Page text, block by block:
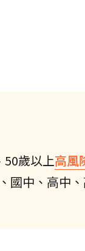
50歲以上高風
國中、高中